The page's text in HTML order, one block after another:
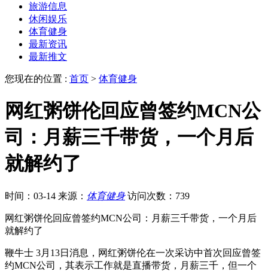
旅游信息
休闲娱乐
体育健身
最新资讯
最新推文
您现在的位置 : 首页 > 体育健身
网红粥饼伦回应曾签约MCN公
司：月薪三千带货，一个月后
就解约了
时间：03-14 来源： 体育健身 访问次数：739
网红粥饼伦回应曾签约MCN公司：月薪三千带货，一个月后
就解约了
鞭牛士 3月13日消息，网红粥饼伦在一次采访中首次回应曾签
约MCN公司，其表示工作就是直播带货，月薪三千，但一个